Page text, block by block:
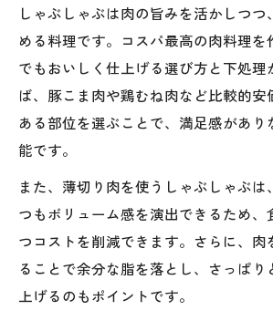
しゃぶしゃぶは肉の旨みを活かしつつ
める料理です。コスパ最高の肉料理を
でもおいしく仕上げる選び方と下処理
ば、豚こま肉や鶏むね肉など比較的安
ある部位を選ぶことで、満足感があり
能です。
また、薄切り肉を使うしゃぶしゃぶは
つもボリューム感を演出できるため、
つコストを削減できます。さらに、肉
ることで余分な脂を落とし、さっぱり
上げるのもポイントです。